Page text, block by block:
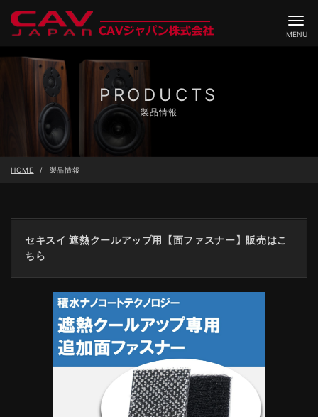
ナ
ビ
ゲ
MENU
PRODUCTS
製品情報
HOME 製品情報
セキスイ 遮熱クールアップ用【面ファスナー】販売はこ
ちら